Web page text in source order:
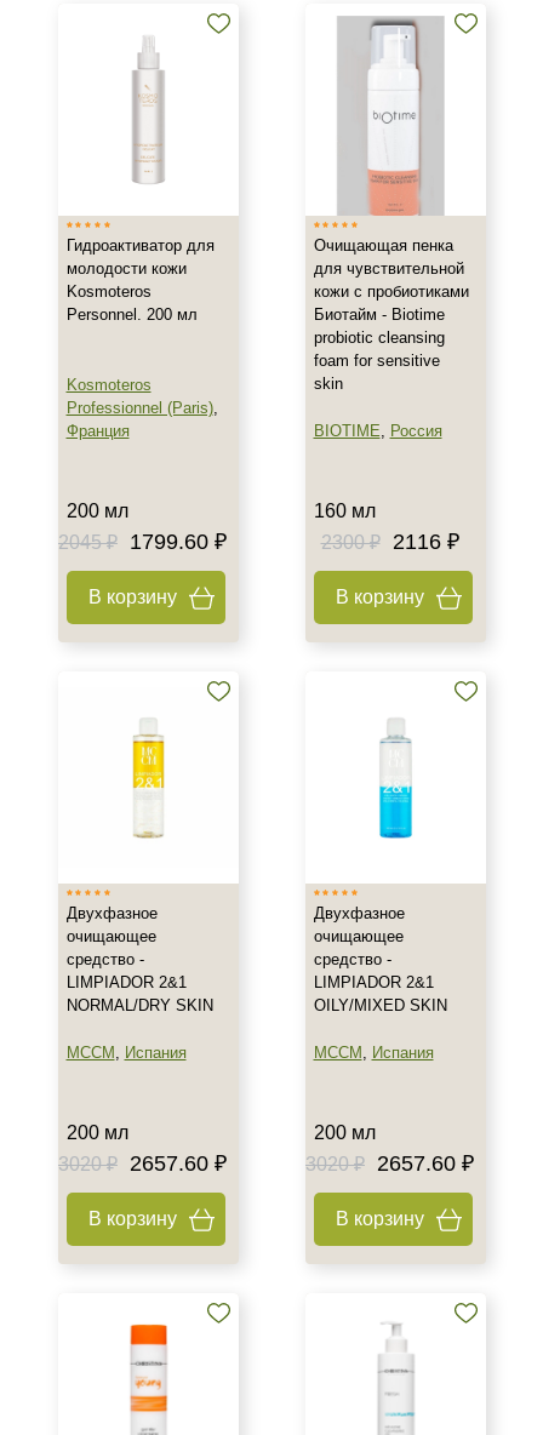
После пилинга
Защита от УФ-лучей
Показать еще
Область применения
Лицо
Показать еще
2 шт
30 мл
Показать еще
AHA-кислоты
Вечер
День
Ежедневный
Показать еще
Процедура
Пилинг
Уход
Уровень SPF защиты
Гидроактиватор для
молодости кожи
Kosmoteros
Personnel. 200 мл
Kosmoteros
Professionnel (Paris),
Франция
200 мл
2045 ₽
1799.60 ₽
В корзину
Очищающая пенка
для чувствительной
кожи с пробиотиками
Биотайм - Biotime
probiotic cleansing
foam for sensitive
skin
BIOTIME, Россия
160 мл
2300 ₽
2116 ₽
В корзину
Двухфазное
очищающее
средство -
LIMPIADOR 2&1
NORMAL/DRY SKIN
MCCM , Испания
200 мл
3020 ₽
2657.60 ₽
В корзину
Двухфазное
очищающее
средство -
LIMPIADOR 2&1
OILY/MIXED SKIN
MCCM , Испания
200 мл
3020 ₽
2657.60 ₽
В корзину